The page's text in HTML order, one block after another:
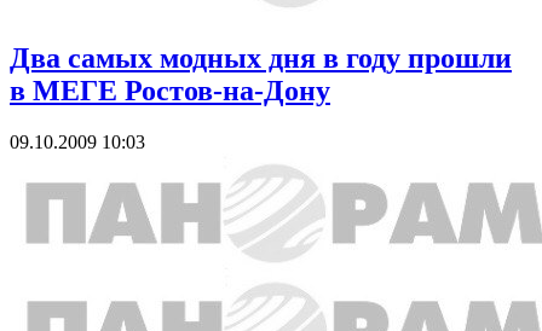
Два самых модных дня в году прошли
в МЕГЕ Ростов-на-Дону
09.10.2009 10:03